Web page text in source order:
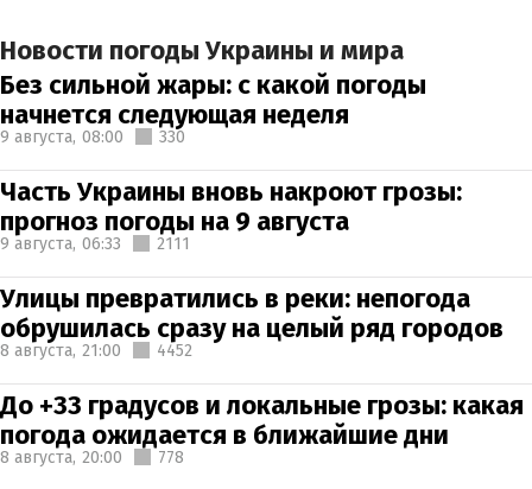
Новости погоды Украины и мира
Без сильной жары: с какой погоды
начнется следующая неделя
9 августа, 08:00 330
Часть Украины вновь накроют грозы:
прогноз погоды на 9 августа
9 августа, 06:33 2111
Улицы превратились в реки: непогода
обрушилась сразу на целый ряд городов
8 августа, 21:00 4452
До +33 градусов и локальные грозы: какая
погода ожидается в ближайшие дни
8 августа, 20:00 778